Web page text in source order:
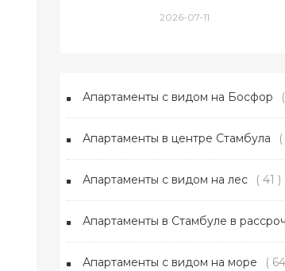
2026-07-11
Апартаменты с видом на Босфор
Апартаменты в центре Стамбула
Апартаменты с видом на лес ( 41 )
Апартаменты в Стамбуле в
Апартаменты с видом на море (